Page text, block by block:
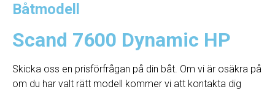
Båtmodell
Scand 7600 Dynamic HP
Skicka oss en prisförfrågan på din båt. Om vi ​​är osäkra på
om du har valt rätt modell kommer vi att kontakta dig